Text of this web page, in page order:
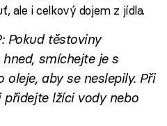
ale i celkový dojem z jídla.
Pokud těstoviny
smíchejte je s
oleje, aby se neslepily. Při
lžíci vody nebo